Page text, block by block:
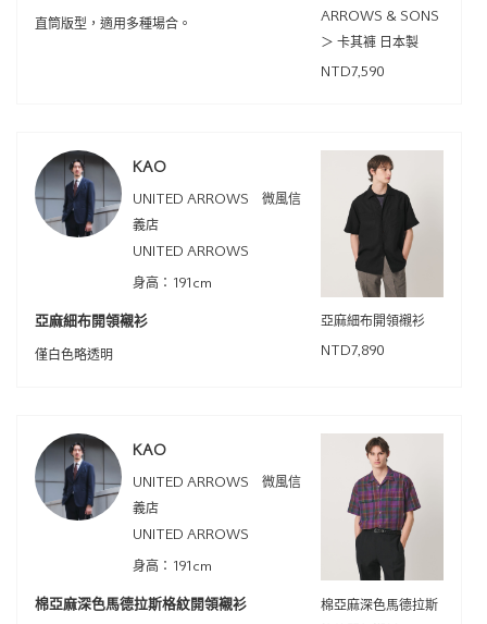
直筒版型，適用多種場合。
ARROWS & SONS
＞ 卡其褲 日本製
NTD7,590
KAO
UNITED ARROWS 微風信
義店
UNITED ARROWS
身高：191cm
亞麻細布開領襯衫
僅白色略透明
亞麻細布開領襯衫
NTD7,890
KAO
UNITED ARROWS 微風信
義店
UNITED ARROWS
身高：191cm
棉亞麻深色馬德拉斯格紋開領襯衫
棉亞麻深色馬德拉斯